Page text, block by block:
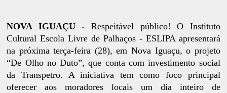
NOVA IGUAÇU - Respeitável público! O Instituto
Cultural Escola Livre de Palhaços - ESLIPA apresentará
na próxima terça-feira (28), em Nova Iguaçu, o projeto
“De Olho no Duto”, que conta com investimento social
da Transpetro. A iniciativa tem como foco principal
oferecer aos moradores locais um dia inteiro de